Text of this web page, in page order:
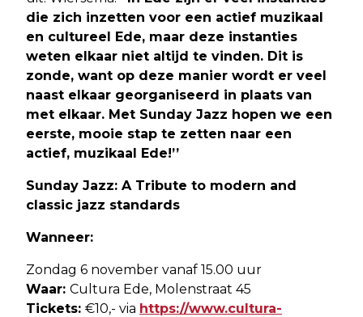
die zich inzetten voor een actief muzikaal
en cultureel Ede, maar deze instanties
weten elkaar niet altijd te vinden. Dit is
zonde, want op deze manier wordt er veel
naast elkaar georganiseerd in plaats van
met elkaar. Met Sunday Jazz hopen we een
eerste, mooie stap te zetten naar een
actief, muzikaal Ede!’’
Sunday Jazz: A Tribute to modern and
classic jazz standards
Wanneer:
Zondag 6 november vanaf 15.00 uur
Waar: Cultura Ede, Molenstraat 45
Tickets: €10,- via https://www.cultura-